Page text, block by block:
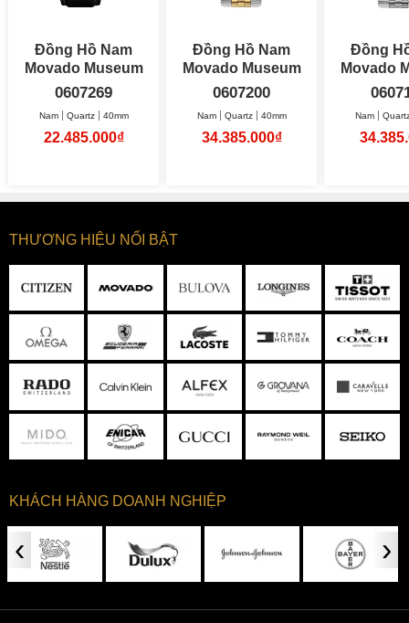
Đồng Hồ Nam
Movado Museum
Classic 40mm
0607269
Nam Quartz 40mm
22.485.000₫
Đồng Hồ Nam
Movado Museum
Classic 40mm
0607200
Nam Quartz 40mm
34.385.000₫
Đồng
Movado
Nam
THƯƠNG HIỆU NỔI BẬT
KHÁCH HÀNG DOANH NGHIỆP
‹ ›